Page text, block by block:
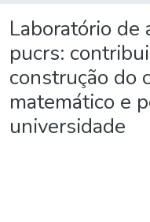
Laboratório de
pucrs:
construção do
matemático e
universidade